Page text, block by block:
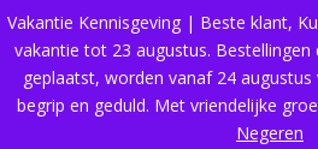
Event Countdown &
Vakantie Kennisgeving | Beste klant,
vakantie tot 23 augustus.
geplaatst, worden vanaf 24
begrip en geduld. Met vriendelijke
Negeren